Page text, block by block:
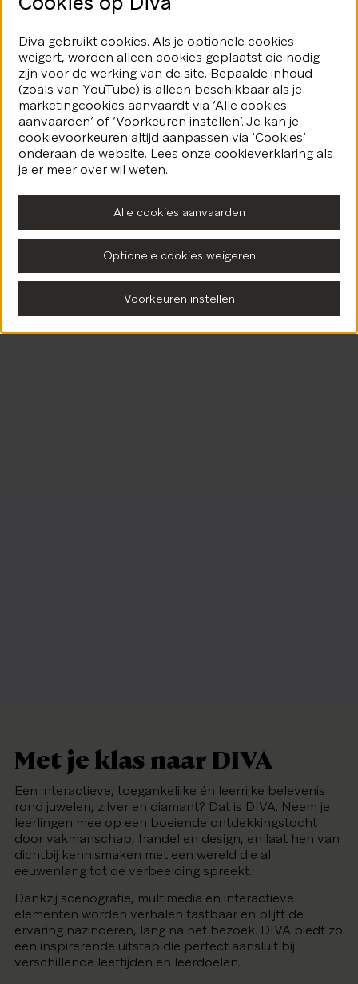
Met je klas naar DIVA
Een interactieve, toegankelijke én leerrijke belevenis
rond juwelen, zilver en diamant? Dat is DIVA. Neem je
leerlingen mee op een boeiende ontdekkingstocht
door vakmanschap, handel en design, en laat hen van
dichtbij kennismaken met een wereld die al
eeuwenlang tot de verbeelding spreekt.
Dankzij scenografie, multimedia en interactieve
elementen worden verhalen tastbaar en blijft de
ervaring nazinderen, lang na het bezoek. DIVA biedt zo
een inspirerende uitstap die perfect aansluit bij
verschillende leeftijden en leerdoelen.
Diva gebruikt cookies. Als je optionele cookies
weigert, worden alleen cookies geplaatst die nodig
zijn voor de werking van de site. Bepaalde inhoud
(zoals van YouTube) is alleen beschikbaar als je
marketingcookies aanvaardt via ‘Alle cookies
aanvaarden’ of ‘Voorkeuren instellen’. Je kan je
cookievoorkeuren altijd aanpassen via ‘Cookies’
onderaan de website. Lees onze cookieverklaring als
je er meer over wil weten.
Alle cookies aanvaarden
Optionele cookies weigeren
Voorkeuren instellen